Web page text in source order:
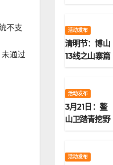
不支
通过
活动发布
清明节：博山
13线之山寨篇
活动发布
3月21日：鳌
山卫踏青挖野
活动发布